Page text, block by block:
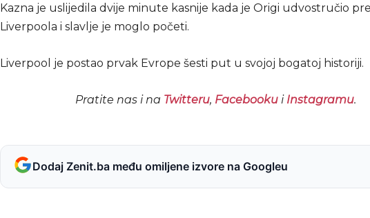
Kazna je uslijedila dvije minute kasnije kada je Origi udvostručio
Liverpoola i slavlje je moglo početi.
Liverpool je postao prvak Evrope šesti put u svojoj bogatoj historiji.
Pratite nas i na Twitteru, Facebookui Instagramu.
Dodaj Zenit.ba među omiljene izvore na Googleu